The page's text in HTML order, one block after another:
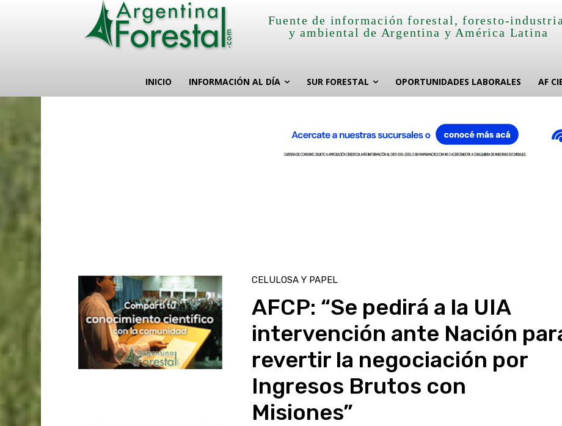
Fuente de información forestal, foresto-
y ambiental de Argentina y América Latina
INICIO INFORMACIÓN AL DÍA SUR FORESTAL OPORTUNIDADES LABORALES AF
CELULOSA Y PAPEL
AFCP: “Se pedirá a la UIA
intervención ante Nación
revertir la negociación por
Ingresos Brutos con
Misiones”